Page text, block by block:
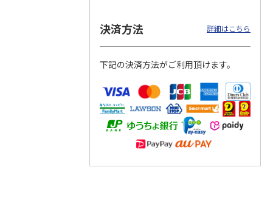
決済方法 詳細はこちら
下記の決済方法がご利用頂けます。